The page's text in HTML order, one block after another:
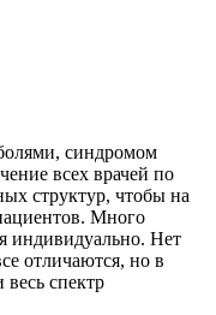
синдромом
всех врачей по
структур, чтобы на
Много
индивидуально. Нет
отличаются, но в
спектр